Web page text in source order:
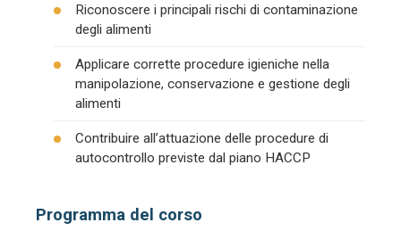
Riconoscere i principali rischi di contaminazione
degli alimenti
Applicare corrette procedure igieniche nella
manipolazione, conservazione e gestione degli
alimenti
Contribuire all’attuazione delle procedure di
autocontrollo previste dal piano HACCP
Programma del corso